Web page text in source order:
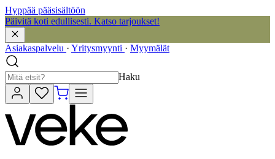
Hyppää pääsisältöön
Päivitä koti edullisesti. Katso tarjoukset!
Asiakaspalvelu · Yritysmyynti · Myymälät
Haku